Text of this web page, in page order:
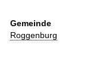
Gemeinde
Roggenburg